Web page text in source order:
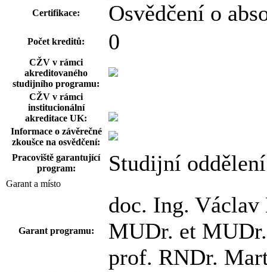
Certifikace: Osvědčení o
Počet kreditů: 0
CŽV v rámci
akreditovaného
studijního programu:
CŽV v rámci
institucionální
akreditace UK:
Informace o závěrečné
zkoušce na osvědčení:
Pracoviště garantující
program:
Studijní oddělení
Garant a místo
Garant programu:
doc. Ing. Václav
MUDr. et
prof. RNDr.